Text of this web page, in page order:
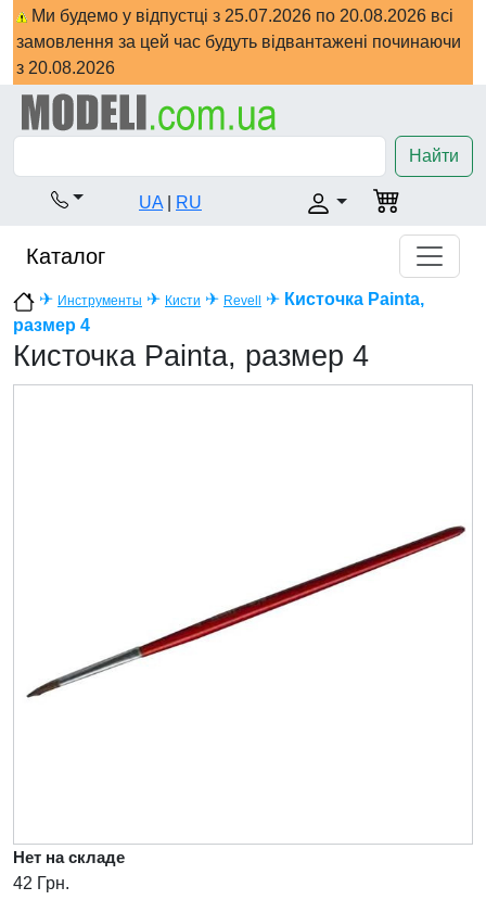
Ми будемо у відпустці з 25.07.2026 по 20.08.2026 всі
замовлення за цей час будуть відвантажені починаючи
з 20.08.2026
Найти
UA RU
Каталог
✈ Инструменты ✈ Кисти ✈ Revell ✈ Кисточка Painta,
размер 4
Кисточка Painta, размер 4
Нет на складе
42 Грн.